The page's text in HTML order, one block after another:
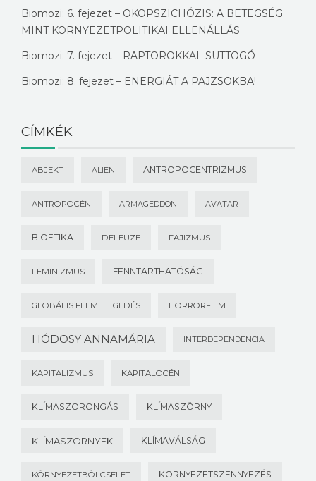
Biomozi: 6. fejezet – ÖKOPSZICHÓZIS: A BETEGSÉG
MINT KÖRNYEZETPOLITIKAI ELLENÁLLÁS
Biomozi: 7. fejezet – RAPTOROKKAL SUTTOGÓ
Biomozi: 8. fejezet – ENERGIÁT A PAJZSOKBA!
CÍMKÉK
ABJEKT ALIEN ANTROPOCENTRIZMUS
ANTROPOCÉN ARMAGEDDON AVATAR
BIOETIKA DELEUZE FAJIZMUS
FEMINIZMUS FENNTARTHATÓSÁG
GLOBÁLIS FELMELEGEDÉS HORRORFILM
HÓDOSY ANNAMÁRIA INTERDEPENDENCIA
KAPITALIZMUS KAPITALOCÉN
KLÍMASZORONGÁS KLÍMASZÖRNY
KLÍMASZÖRNYEK KLÍMAVÁLSÁG
KÖRNYEZETBÖLCSELET KÖRNYEZETSZENNYEZÉS